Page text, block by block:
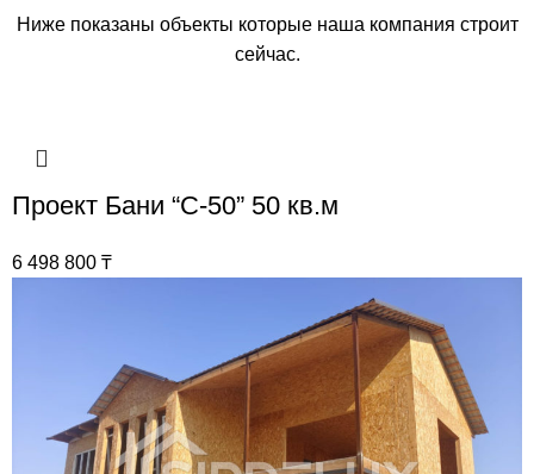
Ниже показаны объекты которые наша компания строит
сейчас.
Проект Бани “С-50” 50 кв.м
6 498 800 ₸